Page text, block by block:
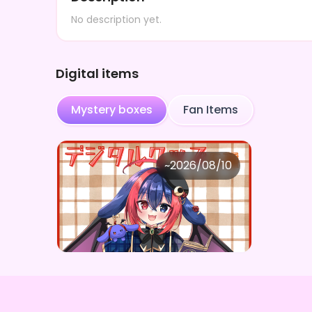
No description yet.
Digital items
Mystery boxes Fan Items
~2026/08/10
アオイ シャナローゼ
アオイ=シャナローゼ ×Vガスト開店！
Price
¥1,100 Purchase Here